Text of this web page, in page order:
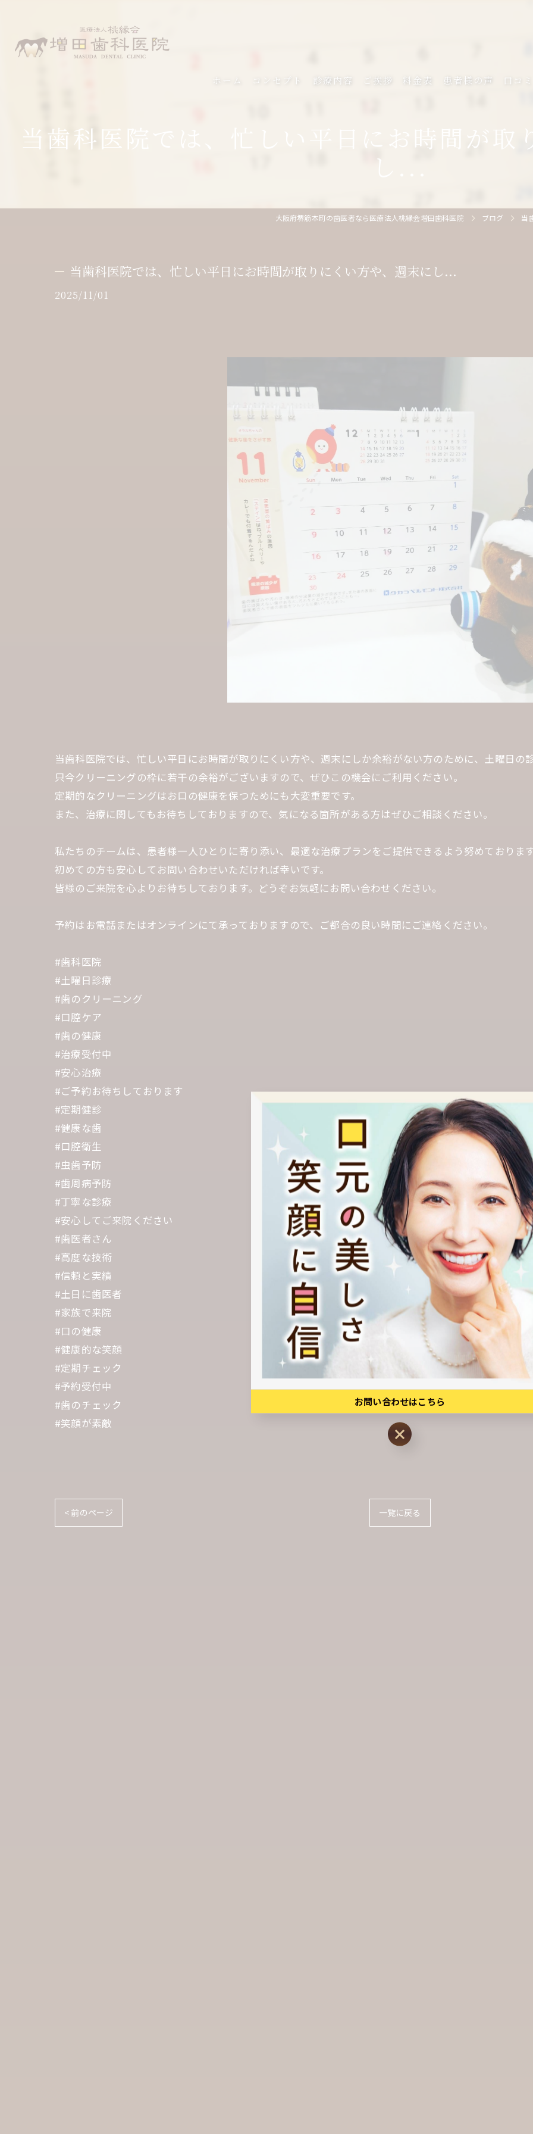
ホーム コンセプト 診療内容 ご挨拶 料金表 患者様の声 口コ
当歯科医院では、忙しい平日にお時間が取
し...
大阪府堺筋本町の歯医者なら医療法人桃縁会増田歯科医院 ブログ 当
当歯科医院では、忙しい平日にお時間が取りにくい方や、週末にし...
2025/11/01
当歯科医院では、忙しい平日にお時間が取りにくい方や、週末にしか余裕がない方のために、土曜日の
只今クリーニングの枠に若干の余裕がございますので、ぜひこの機会にご利用ください。
定期的なクリーニングはお口の健康を保つためにも大変重要です。
また、治療に関してもお待ちしておりますので、気になる箇所がある方はぜひご相談ください。
私たちのチームは、患者様一人ひとりに寄り添い、最適な治療プランをご提供できるよう努めておりま
初めての方も安心してお問い合わせいただければ幸いです。
皆様のご来院を心よりお待ちしております。どうぞお気軽にお問い合わせください。
予約はお電話またはオンラインにて承っておりますので、ご都合の良い時間にご連絡ください。
#歯科医院
#土曜日診療
#歯のクリーニング
#口腔ケア
#歯の健康
#治療受付中
#安心治療
#ご予約お待ちしております
#定期健診
#健康な歯
#口腔衛生
#虫歯予防
#歯周病予防
#丁寧な診療
#安心してご来院ください
#歯医者さん
#高度な技術
#信頼と実績
#土日に歯医者
#家族で来院
#口の健康
#健康的な笑顔
#定期チェック
#予約受付中
#歯のチェック
#笑顔が素敵
< 前のページ 一覧に戻る
お問い合わせはこちら
お問い合わせはこちら